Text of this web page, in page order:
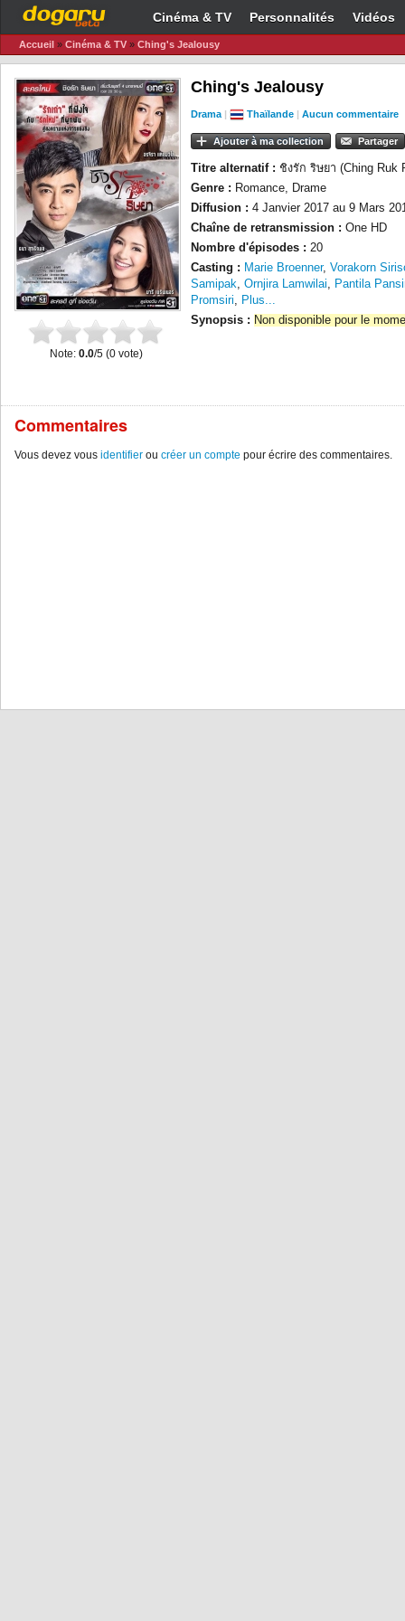
Cinéma & TV Personnalités Vidéos
Accueil » Cinéma & TV » Ching's Jealousy
Note: 0.0/5 (0vote)
Ching's Jealousy
Drama | Thaïlande | Aucun commentaire
Ajouter à ma collection Partager
Titre alternatif : ชิงรัก ริษยา (Ching Ruk
Genre : Romance, Drame
Diffusion : 4 Janvier 2017 au 9 Mars
Chaîne de retransmission : One HD
Nombre d'épisodes : 20
Casting : Marie Broenner, Vorakorn
Samipak, Ornjira Lamwilai, Pantila
Promsiri, Plus...
Synopsis : Non disponible pour le
Commentaires
Vous devez vous identifier ou créer un compte pour écrire des commentaires.